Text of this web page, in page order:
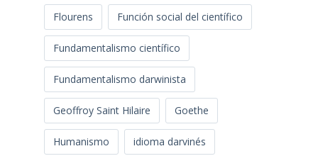
Flourens Función social del científico
Fundamentalismo científico
Fundamentalismo darwinista
Geoffroy Saint Hilaire Goethe
Humanismo idioma darvinés